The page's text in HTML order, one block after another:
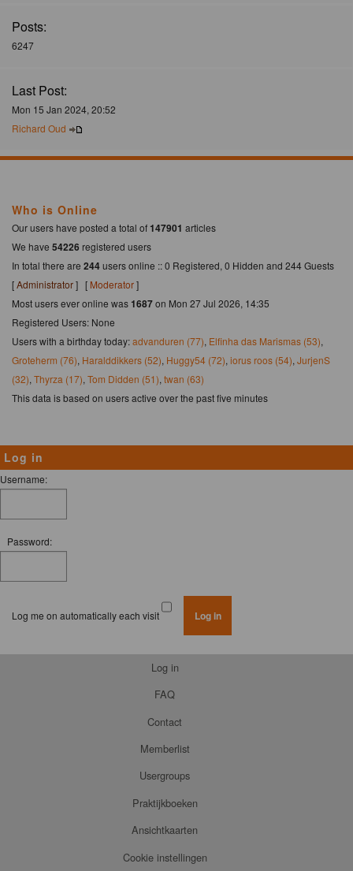
Posts:
6247
Last Post:
Mon 15 Jan 2024, 20:52
Richard Oud
Who is Online
Our users have posted a total of147901 articles
We have 54226 registered users
In total there are 244users online :: 0 Registered, 0 Hidden and 244 Guests
[Administrator] [ Moderator]
Most users ever online was1687on Mon 27 Jul 2026, 14:35
Registered Users: None
Users with a birthday today:advanduren (77), Elfinha das Marismas (53),
Groteherm (76), Haralddikkers (52), Huggy54 (72), iorus roos (54), JurjenS
(32), Thyrza (17), Tom Didden (51), twan (63)
This data is based on users active over the past five minutes
Log in
Username:
Password:
Log me on automatically each visit
Log in
FAQ
Contact
Memberlist
Usergroups
Praktijkboeken
Ansichtkaarten
Cookie instellingen